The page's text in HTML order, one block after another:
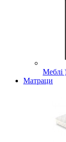
Меблі
Матраци